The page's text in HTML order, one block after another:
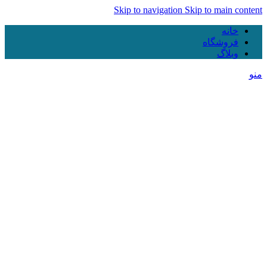
Skip to navigation Skip to main content
خانه
فروشگاه
وبلاگ
منو